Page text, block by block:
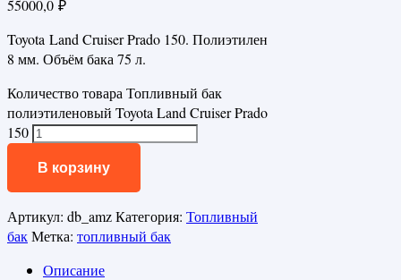
55000,0 ₽
Toyota Land Cruiser Prado 150. Полиэтилен
8 мм. Объём бака 75 л.
Количество товара Топливный бак
полиэтиленовый Toyota Land Cruiser Prado
150
В корзину
Артикул: db_amzКатегория: Топливный
бакМетка: топливный бак
Описание